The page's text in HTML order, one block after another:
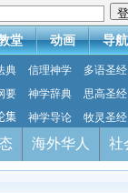
堂 动画 导航
典 信理神学
多语圣经
要 神学辞典
思高圣经
集 神学导论 牧灵圣经
海外华人 社